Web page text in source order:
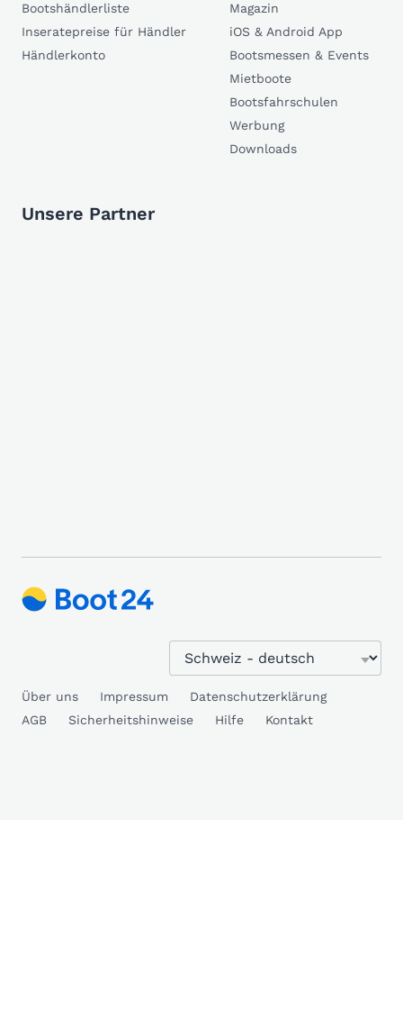
Bootshändlerliste
Inseratepreise für Händler
Händlerkonto
Magazin
iOS & Android App
Bootsmessen & Events
Mietboote
Bootsfahrschulen
Werbung
Downloads
Unsere Partner
Über uns Impressum
Datenschutzerklärung
AGB
Sicherheitshinweise Hilfe Kontakt